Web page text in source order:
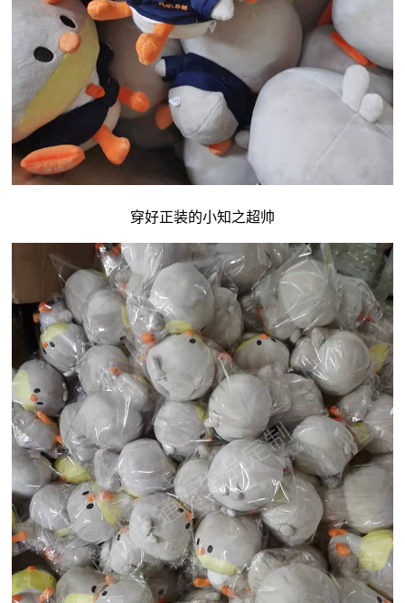
穿好正装的小知之超帅